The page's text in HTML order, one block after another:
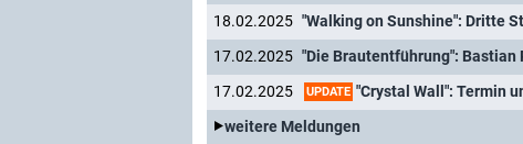
18.02.2025 "Walking on Sunshine": Dritte
17.02.2025 "Die Brautentführung":
17.02.2025
UPDATE "Crystal Wall": Termin
weitere Meldungen